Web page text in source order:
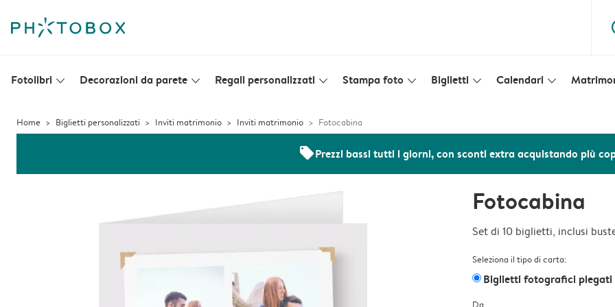
Fotolibri slim_arrow_down Decorazioni da parete slim_arrow_down Regali personalizzati slim_arrow_down Stampa foto slim_arrow_down Biglietti slim_arrow_down Calendari slim_arrow_down
Home Biglietti personalizzati Inviti matrimonio Inviti matrimonio Fotocabina
offersPrezzi bassi tutti i giorni, con sconti extra acquistando più
Fotocabina
Set di 10 biglietti, inclusi
Seleziona il tipo di carta:
Biglietti fotografici piegati
Da